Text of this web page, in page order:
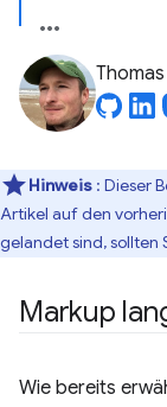
Hinweis : Dieser
Artikel auf den
gelandet sind, sollten
Markup
Wie bereits